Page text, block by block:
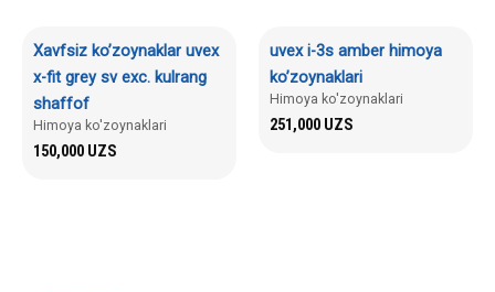
Xavfsiz ko’zoynaklar uvex
x-fit grey sv exc. kulrang
shaffof
Himoya ko'zoynaklari
150,000 UZS
uvex i-3s amber himoya
ko’zoynaklari
Himoya ko'zoynaklari
251,000 UZS